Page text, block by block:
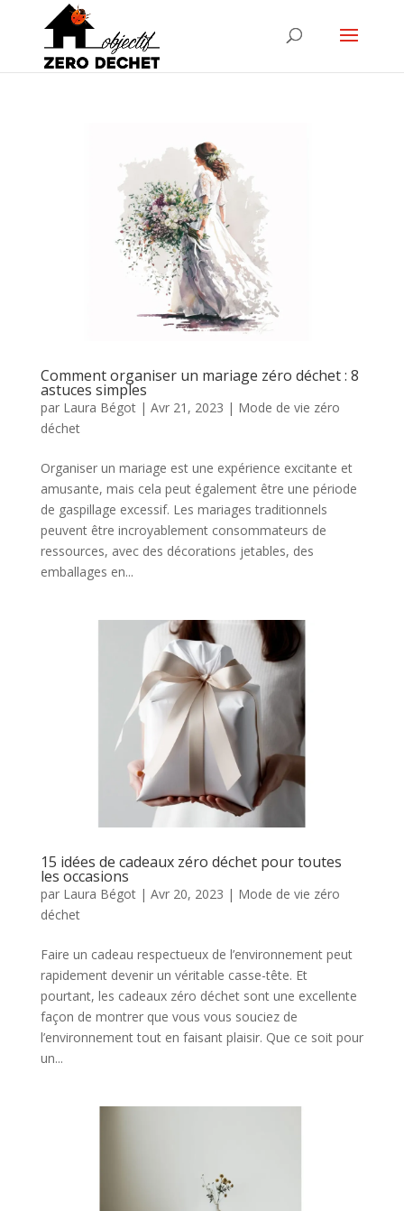
Comment organiser un mariage zéro déchet : 8
astuces simples
par Laura Bégot| Avr 21, 2023 | Mode de vie zéro
déchet
Organiser un mariage est une expérience excitante et
amusante, mais cela peut également être une période
de gaspillage excessif. Les mariages traditionnels
peuvent être incroyablement consommateurs de
ressources, avec des décorations jetables, des
emballages en...
15 idées de cadeaux zéro déchet pour toutes
les occasions
par Laura Bégot| Avr 20, 2023 | Mode de vie zéro
déchet
Faire un cadeau respectueux de l’environnement peut
rapidement devenir un véritable casse-tête. Et
pourtant, les cadeaux zéro déchet sont une excellente
façon de montrer que vous vous souciez de
l’environnement tout en faisant plaisir. Que ce soit pour
un...